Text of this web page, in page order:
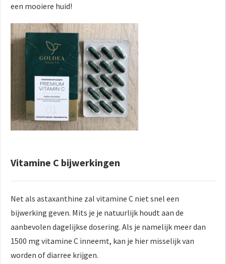
een mooiere huid!
Vitamine C bijwerkingen
Net als astaxanthine zal vitamine C niet snel een
bijwerking geven. Mits je je natuurlijk houdt aan de
aanbevolen dagelijkse dosering. Als je namelijk meer dan
1500 mg vitamine C inneemt, kan je hier misselijk van
worden of diarree krijgen.